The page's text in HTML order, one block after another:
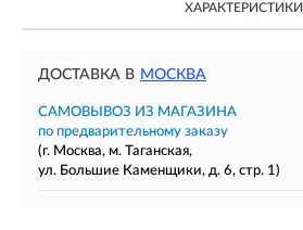
ХАРАКТЕРИСТИКИ
ДОСТАВКА В МОСКВА
САМОВЫВОЗ ИЗ МАГАЗИНА
по предварительному заказу
(г. Москва, м. Таганская,
ул. Большие Каменщики, д. 6, стр. 1)